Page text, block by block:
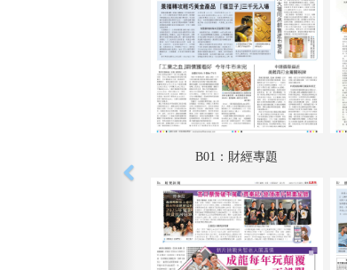
B01：財經專題